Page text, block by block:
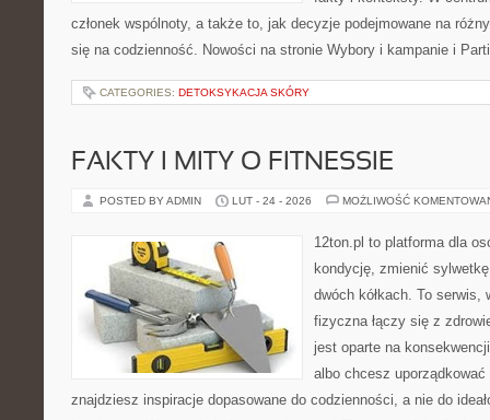
członek wspólnoty, a także to, jak decyzje podejmowane na
się na codzienność. Nowości na stronie Wybory i kampanie i
CATEGORIES: DETOKSYKACJA SKÓRY
FAKTY I MITY O FITNESSIE
POSTED BY ADMIN LUT - 24 - 2026 MOŻLIWOŚĆ
12ton.pl to platforma dla
kondycję, zmienić
dwóch kółkach. To
fizyczna łączy się z
jest oparte na
albo chcesz
znajdziesz inspiracje dopasowane do codzienności, a nie do